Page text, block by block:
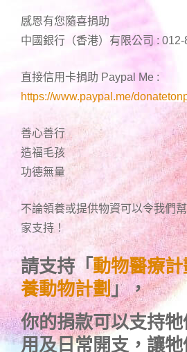
感恩有您隨喜捐助
中國銀行（香港）有限公司 :
直接信用卡捐助 Paypal Me :
https://www.paypal.me/
善心善行
造福毛孩
功德無量
不論領養或提供物資可以令我們
家支持！
請支持「動物醫療計
養動物計劃」，
你的捐款可以支持
用及日常開支，讓